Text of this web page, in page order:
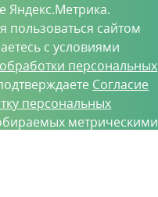
Яндекс.Метрика.
пользоваться сайтом
с условиями
персональных
Согласие
персональных
метрическими